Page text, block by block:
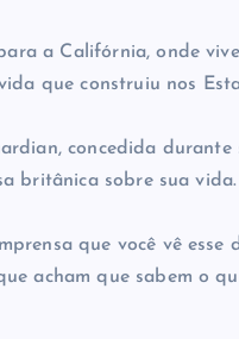
a Califórnia, onde
que construiu nos
concedida
britânica sobre sua vida.
que você vê
acham que sabem o